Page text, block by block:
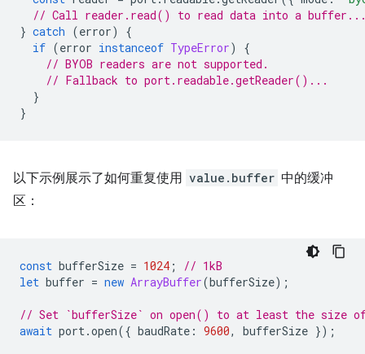
// Call reader.read() to read data into a
} catch (error)
{
if (error instanceof TypeError)
{
// BYOB readers are not supported.
// Fallback to port.readable.getReader()...
}
}
以下示例展示了如何重复使用 value.buffer 中的缓冲
区：
const bufferSize = 1024 ;
// 1kB
let buffer = new ArrayBuffer(bufferSize);
// Set `bufferSize` on open() to at least the size
await port.open({ baudRate : 9600, bufferSize });